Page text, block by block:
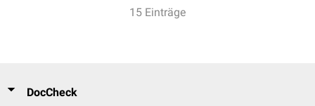
15 Einträge
DocCheck